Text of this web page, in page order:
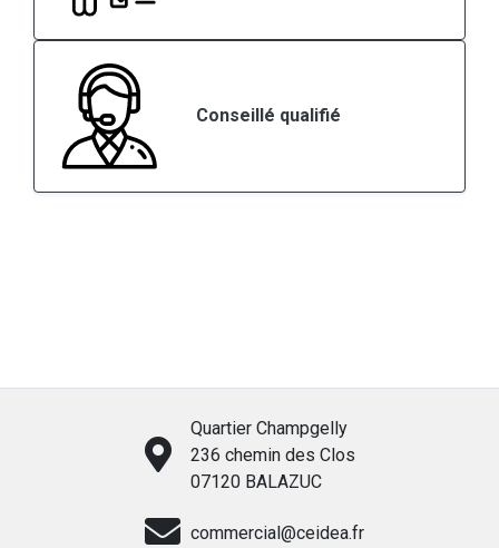
Conseillé qualifié
Quartier Champgelly
236 chemin des Clos
07120 BALAZUC
commercial@ceidea.fr